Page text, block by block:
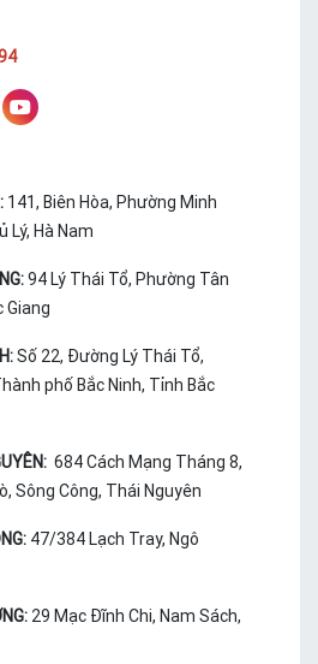
141, Biên Hòa, Phường Minh
Lý, Hà Nam
94 Lý Thái Tổ, Phường Tân
Giang
Số 22, Đường Lý Thái Tổ,
phố Bắc Ninh, Tỉnh Bắc
684 Cách Mạng Tháng 8,
Sông Công, Thái Nguyên
47/384 Lạch Tray, Ngô
29 Mạc Đĩnh Chi, Nam Sách,